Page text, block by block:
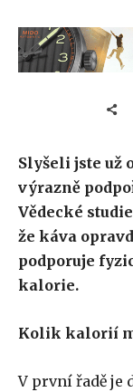
Slyšeli jste už
výrazně
Vědecké
že káva
podporuje
kalorie.
Kolik kalorií
V první řadě je